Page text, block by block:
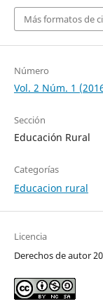
Más formatos de
Número
Vol. 2 Núm. 1
Sección
Educación Rural
Categorías
Educacion rural
Licencia
Derechos de autor